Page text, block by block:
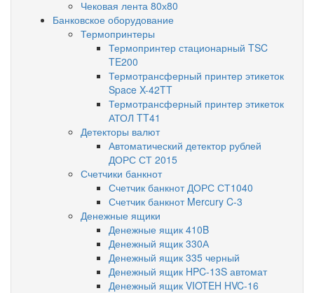
Чековая лента 80х80
Банковское оборудование
Термопринтеры
Термопринтер стационарный TSC
TE200
Термотрансферный принтер этикеток
Space X-42TT
Термотрансферный принтер этикеток
АТОЛ TT41
Детекторы валют
Автоматический детектор рублей
ДОРС СТ 2015
Счетчики банкнот
Счетчик банкнот ДОРС СТ1040
Счетчик банкнот Mercury C-3
Денежные ящики
Денежные ящик 410B
Денежный ящик 330А
Денежный ящик 335 черный
Денежный ящик HPC-13S автомат
Денежный ящик VIOTEH HVC-16